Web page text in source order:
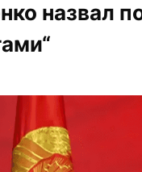
назвал